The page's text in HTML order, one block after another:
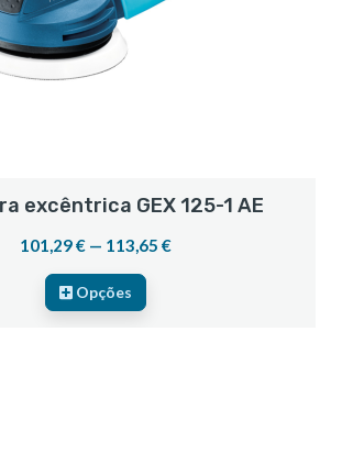
excêntrica GEX 125-1 AE
101,29 € — 113,65 €
Opções